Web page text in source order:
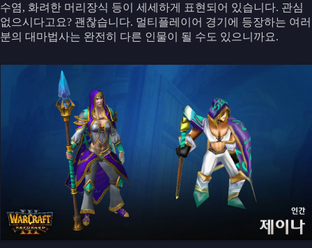
수염, 화려한 머리장식 등이 세세하게 표현되어 있습니다. 관심
없으시다고요? 괜찮습니다. 멀티플레이어 경기에 등장하는 여러
분의 대마법사는 완전히 다른 인물이 될 수도 있으니까요.